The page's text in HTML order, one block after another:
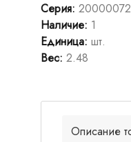
Серия:
Наличие: 1
Единица: шт.
Вес: 2.48
Описание